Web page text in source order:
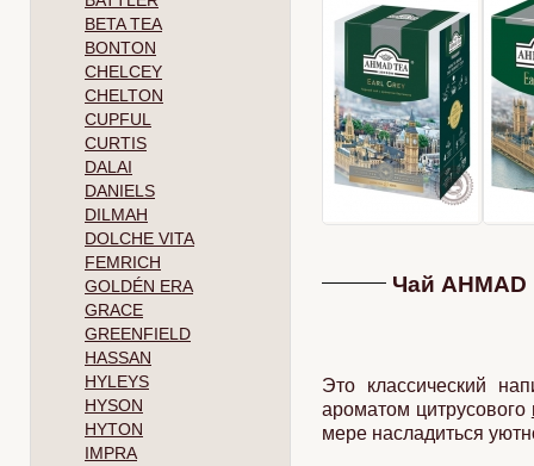
BETA TEA
BONTON
CHELCEY
CHELTON
CUPFUL
CURTIS
DALAI
DANIELS
DILMAH
DOLCHE VITA
FEMRICH
GOLDÉN ERA
GRACE
GREENFIELD
HASSAN
HYLEYS
HYSON
HYTON
IMPRA
Чай
Это классический
ароматом цитрусового
мере насладиться